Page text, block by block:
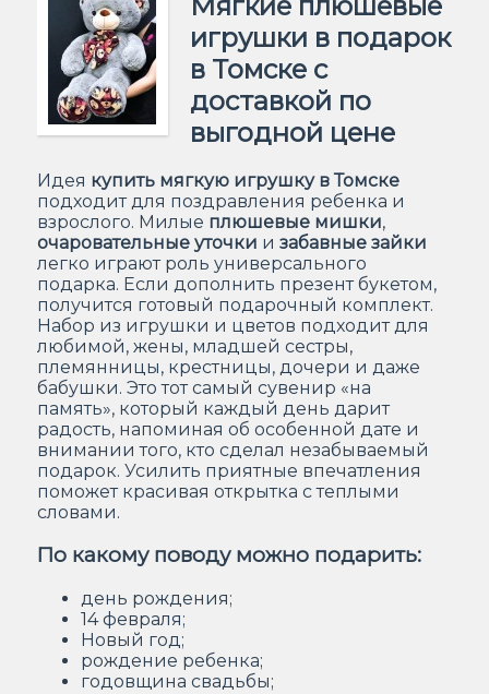
игрушки в подарок
в Томске с
доставкой по
выгодной цене
Идея купить мягкую игрушку в Томске
подходит для поздравления ребенка и
взрослого. Милые плюшевые мишки,
очаровательные уточки и забавные зайки
легко играют роль универсального
подарка. Если дополнить презент букетом,
получится готовый подарочный комплект.
Набор из игрушки и цветов подходит для
любимой, жены, младшей сестры,
племянницы, крестницы, дочери и даже
бабушки. Это тот самый сувенир «на
память», который каждый день дарит
радость, напоминая об особенной дате и
внимании того, кто сделал незабываемый
подарок. Усилить приятные впечатления
поможет красивая открытка с теплыми
словами.
По какому поводу можно подарить:
день рождения;
14 февраля;
Новый год;
рождение ребенка;
годовщина свадьбы;